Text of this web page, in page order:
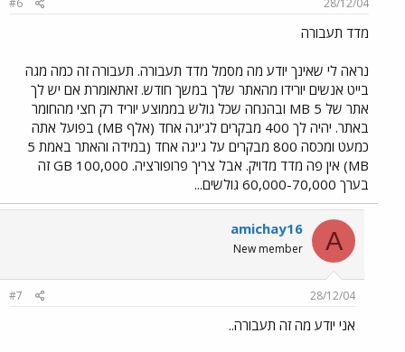
28/12/04
#6
מדד תעבורה
נראה לי שאינך יודע מה מסמל מדד תעבורה. תעבורה זה כמה מגה
בייט אנשים יורידו מהאתר שלך במשך חודש. זאתאומרת אם יש לך
אתר של 5 MB ובהנחה שכל גולש בממוצע יוריד רק חצי מהחומר
באתר. יהיה לך 400 מבקרים לג'יגה אחד (אלף MB) בפועל אתה
כמעט ומכסה 800 מבקרים על ג'יגה אחד (במידה והאתר באמת 5
MB) אין פה מדד מדויק. אבל צריך פרופורציה. 100,000 GB זה
בערך 60,000-70,000 גולשים...
A
amichay16
New member
28/12/04
#7
אני יודע מה זה תעבורה..